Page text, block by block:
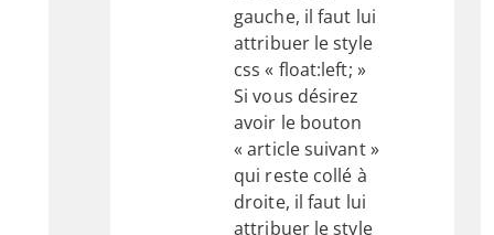
gauche, il faut lui
attribuer le style
css « float:left; »
Si vous désirez
avoir le bouton
« article suivant »
qui reste collé à
droite, il faut lui
attribuer le style